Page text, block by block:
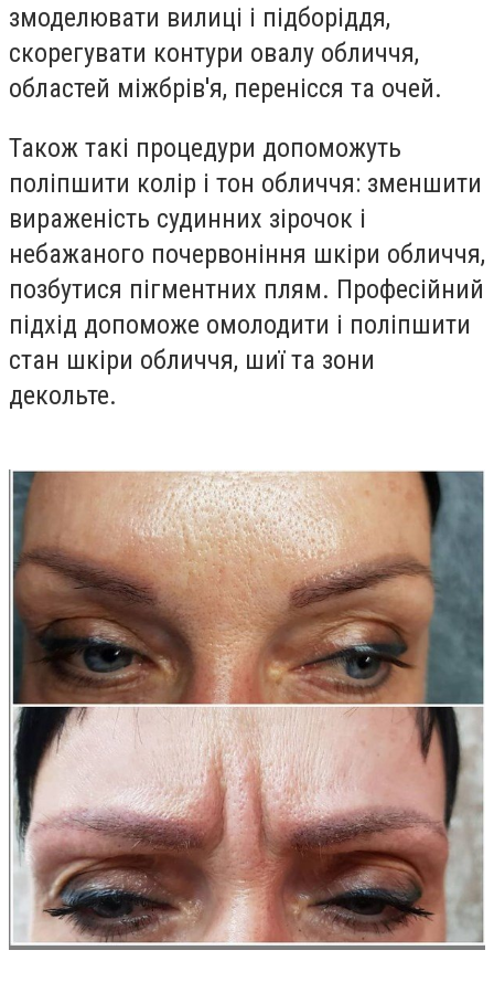
змоделювати вилиці і підборіддя,
скорегувати контури овалу обличчя,
областей міжбрів'я, перенісся та очей.
Також такі процедури допоможуть
поліпшити колір і тон обличчя: зменшити
вираженість судинних зірочок і
небажаного почервоніння шкіри обличчя,
позбутися пігментних плям. Професійний
підхід допоможе омолодити і поліпшити
стан шкіри обличчя, шиї та зони
декольте.